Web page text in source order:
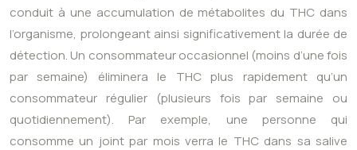
conduit à une accumulation de métabolites du THC dans
l’organisme, prolongeant ainsi significativement la durée de
détection. Un consommateur occasionnel (moins d’une fois
par semaine) éliminera le THC plus rapidement qu’un
consommateur régulier (plusieurs fois par semaine ou
quotidiennement). Par exemple, une personne qui
consomme un joint par mois verra le THC dans sa salive